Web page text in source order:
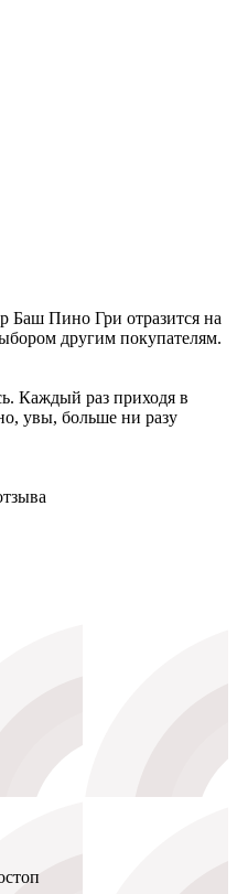
Баш Пино Гри отразится на
другим покупателям.
Каждый раз приходя в
увы, больше ни разу